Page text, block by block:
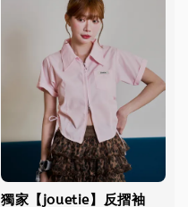
獨家【jouetie】反摺袖